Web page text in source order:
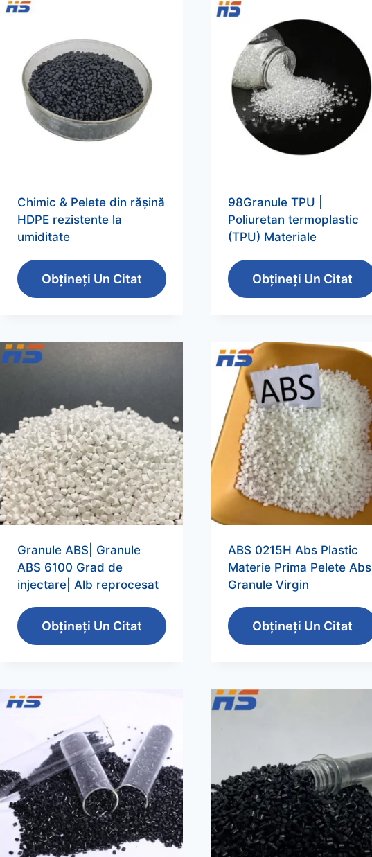
Chimic & Pelete din rășină
HDPE rezistente la
umiditate
Obțineți Un Citat
98Granule TPU |
Poliuretan termoplastic
(TPU) Materiale
Obțineți Un Citat
Granule ABS| Granule
ABS 6100 Grad de
injectare| Alb reprocesat
Obțineți Un Citat
ABS 0215H Abs Plastic
Materie Prima Pelete Abs
Granule Virgin
Obțineți Un Citat